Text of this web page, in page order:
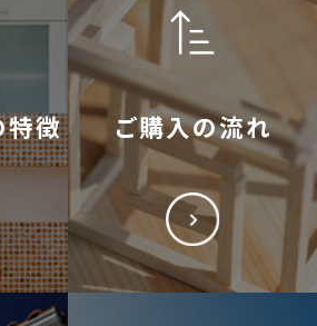
特徴 ご購入の流れ